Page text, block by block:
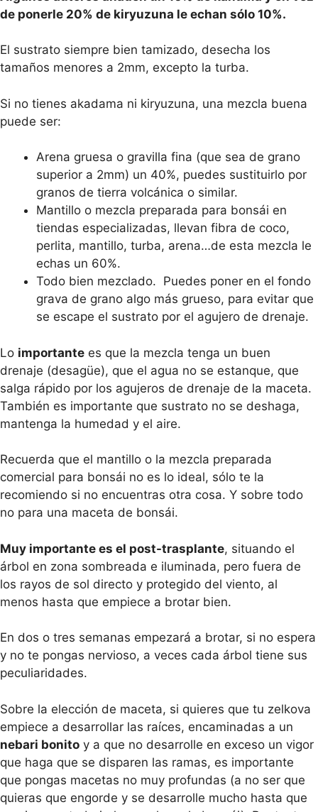
de ponerle 20% de kiryuzuna le echan sólo 10%.
El sustrato siempre bien tamizado, desecha los
tamaños menores a 2mm, excepto la turba.
Si no tienes akadama ni kiryuzuna, una mezcla buena
puede ser:
Arena gruesa o gravilla fina (que sea de grano
superior a 2mm) un 40%, puedes sustituirlo por
granos de tierra volcánica o similar.
Mantillo o mezcla preparada para bonsái en
tiendas especializadas, llevan fibra de coco,
perlita, mantillo, turba, arena…de esta mezcla le
echas un 60%.
Todo bien mezclado. Puedes poner en el fondo
grava de grano algo más grueso, para evitar que
se escape el sustrato por el agujero de drenaje.
Lo importante es que la mezcla tenga un buen
drenaje (desagüe), que el agua no se estanque, que
salga rápido por los agujeros de drenaje de la maceta.
También es importante que sustrato no se deshaga,
mantenga la humedad y el aire.
Recuerda que el mantillo o la mezcla preparada
comercial para bonsái no es lo ideal, sólo te la
recomiendo si no encuentras otra cosa. Y sobre todo
no para una maceta de bonsái.
Muy importante es el post-trasplante, situando el
árbol en zona sombreada e iluminada, pero fuera de
los rayos de sol directo y protegido del viento, al
menos hasta que empiece a brotar bien.
En dos o tres semanas empezará a brotar, si no espera
y no te pongas nervioso, a veces cada árbol tiene sus
peculiaridades.
Sobre la elección de maceta, si quieres que tu zelkova
empiece a desarrollar las raíces, encaminadas a un
nebari bonito y a que no desarrolle en exceso un vigor
que haga que se disparen las ramas, es importante
que pongas macetas no muy profundas (a no ser que
quieras que engorde y se desarrolle mucho hasta que